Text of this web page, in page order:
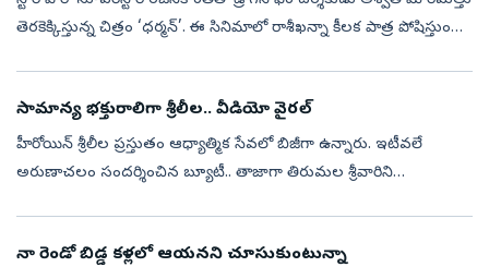
తెరకెక్కిస్తున్న చిత్రం ‘ధర్మన్‌’. ఈ సినిమాలో రాశీఖన్నా కీలక పాత్ర పోషిస్తుంది.
సామాన్య భక్తురాలిగా శ్రీలీల.. వీడియో వైరల్
హీరోయిన్ శ్రీలీల ప్రస్తుతం ఆధ్యాత్మిక సేవలో బిజీగా ఉన్నారు. ఇటీవలే
అరుణాచలం సందర్శించిన బ్యూటీ.. తాజాగా తిరుమల శ్రీవారిని
నా రెండో బిడ్డ కళ్లలో ఆయనని చూసుకుంటున్నా